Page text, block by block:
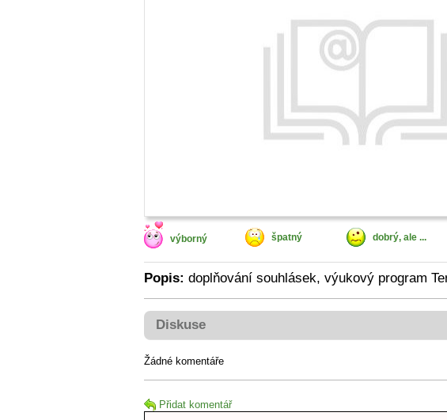
výborný špatný dobrý, ale ...
Popis: doplňování souhlásek, výukový program
Diskuse
Žádné komentáře
Přidat komentář